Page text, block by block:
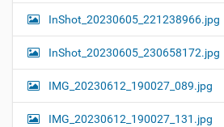
InShot_20230605_221238966.jpg
InShot_20230605_230658172.jpg
IMG_20230612_190027_089.jpg
IMG_20230612_190027_131.jpg